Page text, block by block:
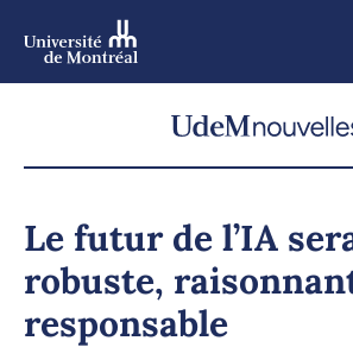
Le futur de l’IA
robuste,
responsable